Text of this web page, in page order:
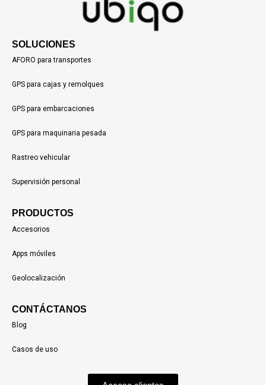
SOLUCIONES
AFORO para transportes
GPS para cajas y remolques
GPS para embarcaciones
GPS para maquinaria pesada
Rastreo vehicular
Supervisión personal
PRODUCTOS
Accesorios
Apps móviles
Geolocalización
CONTÁCTANOS
Blog
Casos de uso